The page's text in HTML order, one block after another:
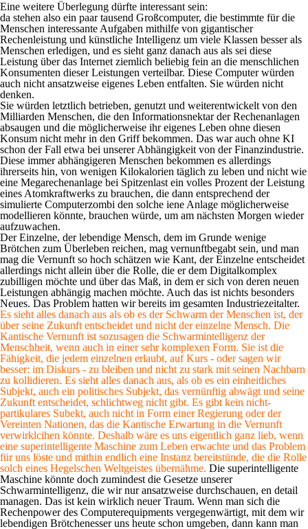
Eine weitere Überlegung dürfte interessant sein:
da stehen also ein paar tausend Großcomputer, die bestimmte für die
Menschen interessante Aufgaben mithilfe von gigantischer
Rechenleistung und künstliche Intelligenz um viele Klassen besser als
Menschen erledigen, und es sieht ganz danach aus als sei diese
Leistung über das Internet ziemlich beliebig fein an die menschlichen
Konsumenten dieser Leistungen verteilbar. Diese Computer würden
auch nicht ansatzweise eigenes Leben entfalten. Sie würden nicht
denken.
Sie würden letztlich betrieben, genutzt und weiterentwickelt von den
Milliarden Menschen, die den Informationsnektar der Rechenanlagen
absaugen und die möglicherweise ihr eigenes Leben ohne diesen
Konsum nicht mehr in den Griff bekommen. Das war auch ohne KI
schon der Fall etwa bei unserer Abhängigkeit von der Finanzindustrie.
Diese immer abhängigeren Menschen bekommen es allerdings
ihrerseits hin, von wenigen Kilokalorien täglich zu leben und nicht wie
eine Megarechenanlage bei Spitzenlast ein volles Prozent der Leistung
eines Atomkraftwerks zu brauchen, die dann entsprechend der
simulierte Computerzombi den solche iene Anlage möglicherweise
modellieren könnte, brauchen würde, um am nächsten Morgen wieder
aufzuwachen.
Der Einzelne, der lebendige Mensch, dem im Grunde wenige
Brötchen zum Überleben reichen, mag vernunftbegabt sein, und man
mag die Vernunft so hoch schätzen wie Kant, der Einzelne entscheidet
allerdings nicht allein über die Rolle, die er dem Digitalkomplex
zubilligen möchte und über das Maß, in dem er sich von deren neuen
Leistungen abhängig machen möchte. Auch das ist nichts besonders
Neues. Das Problem hatten wir bereits im gesamten Industriezeitalter.
Es sieht alles danach aus als ob es der Schwarm der Menschen ist, der
über seine Zukunft entscheidet und nicht der einzelne Mensch. Die
Kantische Vernunft ist sozusagen die Schwarmintelligenz der
Menschheit, wenn auch in einer sehr komplexen Form. Sie ist die
Fähigkeit, die jedem einzelnen erlaubt, auf Kurs - oder sagen wir
besser: im Diskurs - zu bleiben und nicht zu stark mit seinen Nachbarn
zu kollidieren. Es sieht alles danach aus, als ob es ein einheitliches
Subjekt, auch ein politisches Subjekt, das vernünftig abwägt und seine
Zukunft entscheidet, schlichtweg nicht gibt. Es gibt kein nicht-
partikulares Subekt, auch nicht in Form einer Regierung oder der
Vereinten Nationen, das die Kantische Erwartung in die Vernunft
verwirklcihen könnte. Deshalb wäre es uns eigentlich ganz lieb, wenn
eine superintelligente Maschine zum Leben erwachte und das Problem
für uns löste und mithin endlich eine Instanz bereitstünde, die die Rolle
solch eines Hegelschen Weltgeistes übernähme. Die superintelligente
Maschine könnte doch zumindest die Gesetze unserer
Schwarmintelligenz, die wir nur ansatzweise durchschauen, en detail
managen. Das ist kein wirklich neuer Traum. Wenn man sich die
Rechenpower des Computerequipments vergegenwärtigt, mit dem wir
lebendigen Brötchenesser uns heute schon umgeben, dann kann man